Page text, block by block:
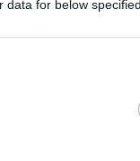
data for below